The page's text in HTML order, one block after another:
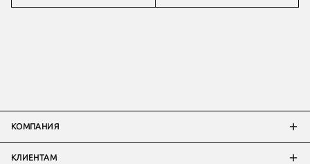
КОМПАНИЯ
КЛИЕНТАМ